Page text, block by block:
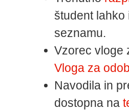
študent lahko
seznamu.
Vzorec vloge
Vloga za
Navodila in
dostopna na